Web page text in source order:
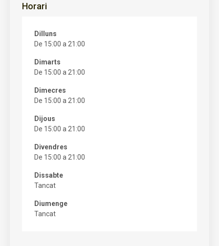
Horari
Dilluns
De 15:00 a 21:00
Dimarts
De 15:00 a 21:00
Dimecres
De 15:00 a 21:00
Dijous
De 15:00 a 21:00
Divendres
De 15:00 a 21:00
Dissabte
Tancat
Diumenge
Tancat